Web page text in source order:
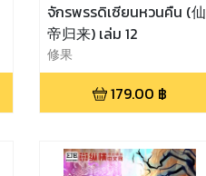
จักรพรรดิเซียนหวนคืน (仙
帝归来) เล่ม 12
修果
179.00 ฿